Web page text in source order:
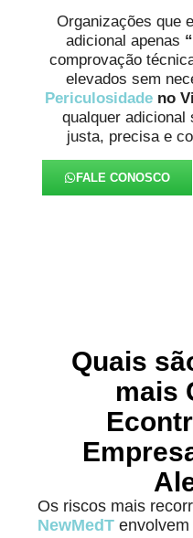
Organizações que
adicional apenas
comprovação
elevados sem
Periculosidade no
qualquer adicional
justa, precisa e
FALE CONOSCO
Quais
mais
Os riscos mais
NewMedT